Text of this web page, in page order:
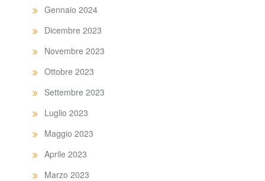
Gennaio 2024
Dicembre 2023
Novembre 2023
Ottobre 2023
Settembre 2023
Luglio 2023
Maggio 2023
Aprile 2023
Marzo 2023